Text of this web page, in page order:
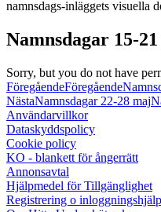
Namnsdagar 15-
Sorry, but you do not have
FöregåendeFöregående
NästaNamnsdagar 22-28 maj
Användarvillkor
Dataskyddspolicy
Cookie policy
KO - blankett för ångerrätt
Annonsavtal
Hjälpmedel för Tillgänglighet
Registrering o inloggningshjälp